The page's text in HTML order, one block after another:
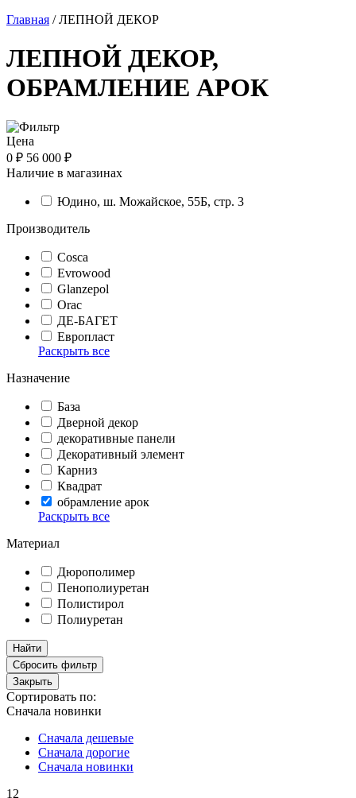
Главная / ЛЕПНОЙ ДЕКОР
ЛЕПНОЙ ДЕКОР,
ОБРАМЛЕНИЕ АРОК
Цена
0 ₽ 56 000 ₽
Наличие в магазинах
Юдино, ш. Можайское, 55Б, стр. 3
Производитель
Cosca
Evrowood
Glanzepol
Orac
ДЕ-БАГЕТ
Европласт
Раскрыть все
Назначение
База
Дверной декор
декоративные панели
Декоративный элемент
Карниз
Квадрат
обрамление арок
Раскрыть все
Материал
Дюрополимер
Пенополиуретан
Полистирол
Полиуретан
Найти
Сбросить фильтр
Закрыть
Сортировать по:
Сначала новинки
Сначала дешевые
Сначала дорогие
Сначала новинки
12